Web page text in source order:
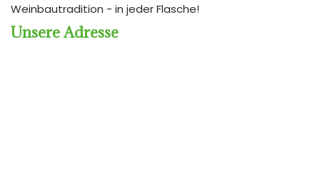
Weinbautradition - in jeder Flasche!
Unsere Adresse